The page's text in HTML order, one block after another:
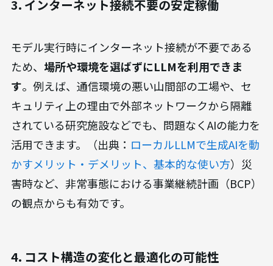
ことなく、
常に安定した高速な応答を得られま
求められる業務において、この速度は生産性に直結
します。
3. インターネット接続不要の安定稼働
モデル実行時にインターネット接続が不要である
ため、場所や環境を選ばずにLLMを利用できま
す。例えば、通信環境の悪い山間部の工場や、セ